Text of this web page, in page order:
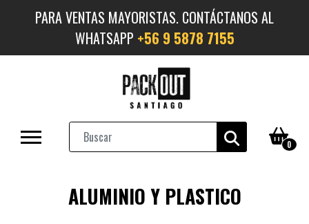
PARA VENTAS MAYORISTAS. CONTÁCTANOS AL
WHATSAPP +56 9 5878 7155
0
ALUMINIO Y PLASTICO